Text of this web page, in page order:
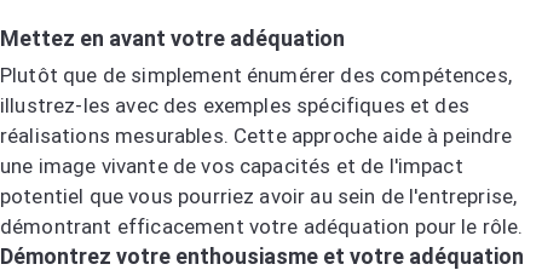
Mettez en avant votre adéquation
Plutôt que de simplement énumérer des compétences,
illustrez-les avec des exemples spécifiques et des
réalisations mesurables. Cette approche aide à peindre
une image vivante de vos capacités et de l'impact
potentiel que vous pourriez avoir au sein de l'entreprise,
démontrant efficacement votre adéquation pour le rôle.
Démontrez votre enthousiasme et votre adéquation